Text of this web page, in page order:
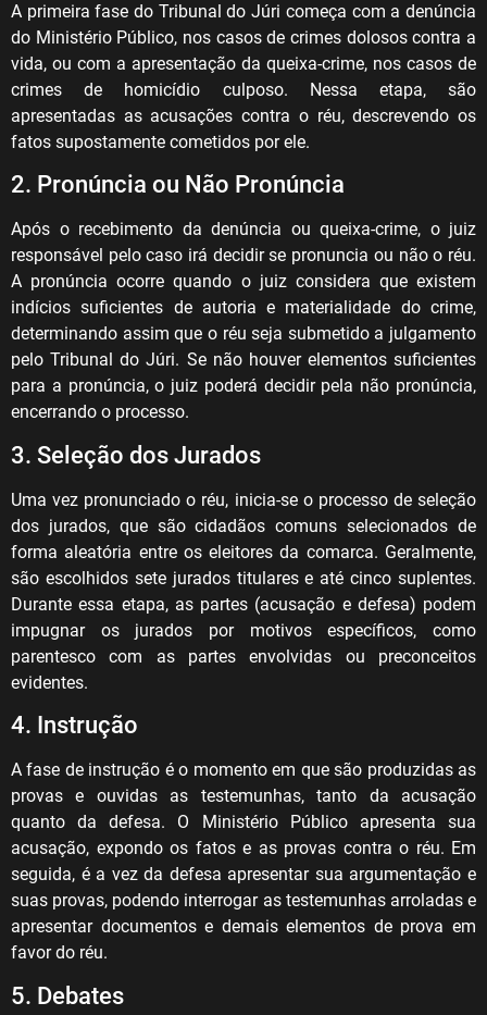
A primeira fase do Tribunal do Júri começa com a denúncia
do Ministério Público, nos casos de crimes dolosos contra a
vida, ou com a apresentação da queixa-crime, nos casos de
crimes de homicídio culposo. Nessa etapa, são
apresentadas as acusações contra o réu, descrevendo os
fatos supostamente cometidos por ele.
2. Pronúncia ou Não Pronúncia
Após o recebimento da denúncia ou queixa-crime, o juiz
responsável pelo caso irá decidir se pronuncia ou não o réu.
A pronúncia ocorre quando o juiz considera que existem
indícios suficientes de autoria e materialidade do crime,
determinando assim que o réu seja submetido a julgamento
pelo Tribunal do Júri. Se não houver elementos suficientes
para a pronúncia, o juiz poderá decidir pela não pronúncia,
encerrando o processo.
3. Seleção dos Jurados
Uma vez pronunciado o réu, inicia-se o processo de seleção
dos jurados, que são cidadãos comuns selecionados de
forma aleatória entre os eleitores da comarca. Geralmente,
são escolhidos sete jurados titulares e até cinco suplentes.
Durante essa etapa, as partes (acusação e defesa) podem
impugnar os jurados por motivos específicos, como
parentesco com as partes envolvidas ou preconceitos
evidentes.
4. Instrução
A fase de instrução é o momento em que são produzidas as
provas e ouvidas as testemunhas, tanto da acusação
quanto da defesa. O Ministério Público apresenta sua
acusação, expondo os fatos e as provas contra o réu. Em
seguida, é a vez da defesa apresentar sua argumentação e
suas provas, podendo interrogar as testemunhas arroladas e
apresentar documentos e demais elementos de prova em
favor do réu.
5. Debates